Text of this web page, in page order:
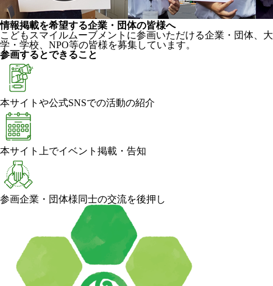
情報掲載を希望する企業・団体の皆様へ
こどもスマイルムーブメントに参画いただける企業・団体、大
学・学校、NPO等の皆様を募集しています。
参画するとできること
本サイトや公式SNSでの活動の紹介
本サイト上でイベント掲載・告知
参画企業・団体様同士の交流を後押し